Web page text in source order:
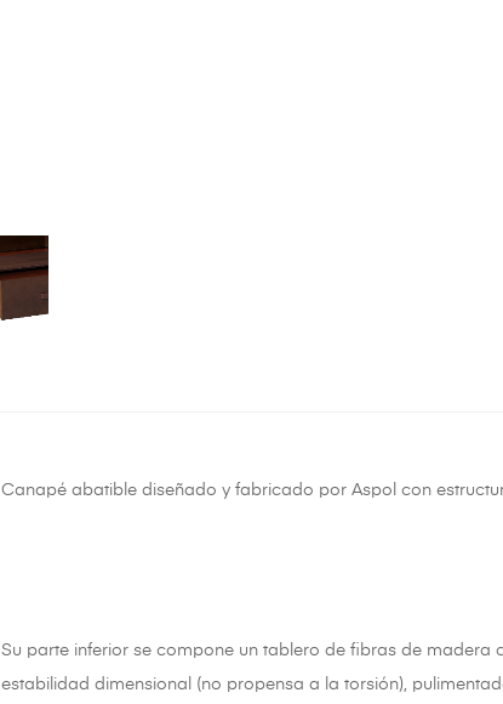
Canapé abatible diseñado y fabricado por Aspol con
Su parte inferior se compone un tablero de fibras de
estabilidad dimensional (no propensa a la torsión),